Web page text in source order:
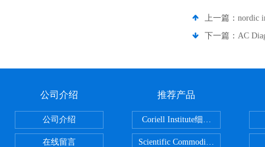
上一篇： nordic
下一篇： AC
公司介绍
公司介绍
在线留言
推荐产品
Scientific CommoditiesPE管 广州